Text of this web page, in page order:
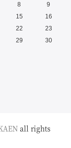
8
9
15
16
22
23
29
30
all rights